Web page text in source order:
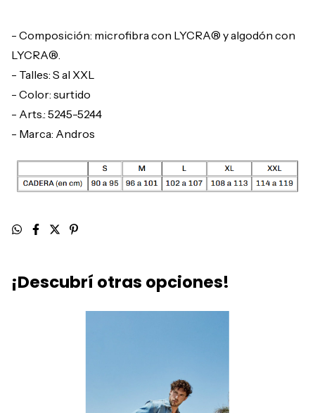
- Composición: microfibra con LYCRA® y algodón con
LYCRA®.
- Talles: S al XXL
- Color: surtido
- Arts.: 5245-5244
- Marca: Andros
¡Descubrí otras opciones!